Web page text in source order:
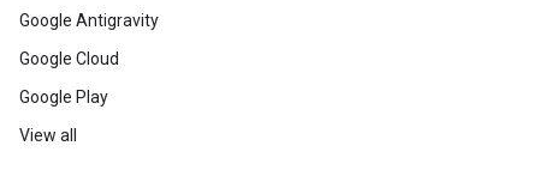
Google Antigravity
Google Cloud
Google Play
View all